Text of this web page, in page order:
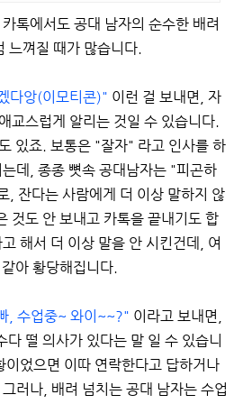
톡에서도 공대 남자의 순수한 배려
느껴질 때가 많습니다.
다앙(이모티콘)" 이런 걸 보내면, 자
교스럽게 알리는 것일 수 있습니다.
있죠. 보통은 "잘자" 라고 인사를 하
데, 종종 뼛속 공대남자는 "피곤하
, 잔다는 사람에게 더 이상 말하지 않
것도 안 보내고 카톡을 끝내기도 합
해서 더 이상 말을 안 시킨건데, 여
아 황당해집니다.
, 수업중~ 와이~~?" 이라고 보내면,
떨 의사가 있다는 말 일 수 있습니
었으면 이따 연락한다고 답하거나
러나, 배려 넘치는 공대 남자는 수업